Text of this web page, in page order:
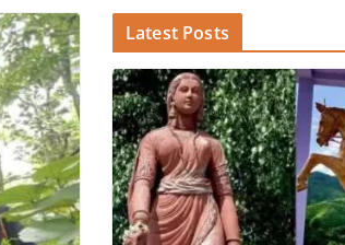
Latest Posts